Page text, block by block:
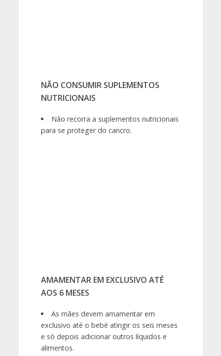
NÃO CONSUMIR SUPLEMENTOS
NUTRICIONAIS
Não recorra a suplementos nutricionais
para se proteger do cancro.
AMAMENTAR EM EXCLUSIVO ATÉ
AOS 6 MESES
As mães devem amamentar em
exclusivo até o bebé atingir os seis meses
e só depois adicionar outros líquidos e
alimentos.